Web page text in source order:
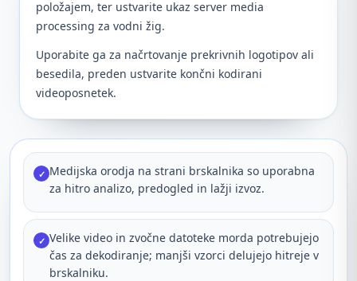
položajem, ter ustvarite ukaz server media
processing za vodni žig.
Uporabite ga za načrtovanje prekrivnih logotipov ali
besedila, preden ustvarite končni kodirani
videoposnetek.
✓ Medijska orodja na strani brskalnika so uporabna
za hitro analizo, predogled in lažji izvoz.
✓ Velike video in zvočne datoteke morda potrebujejo
čas za dekodiranje; manjši vzorci delujejo hitreje v
brskalniku.